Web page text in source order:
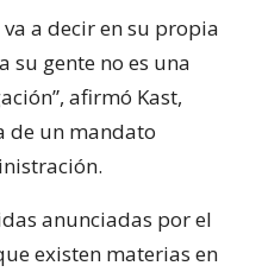
a decir en su propia
su gente no es una
afirmó Kast,
de un mandato
anunciadas por el
existen materias en